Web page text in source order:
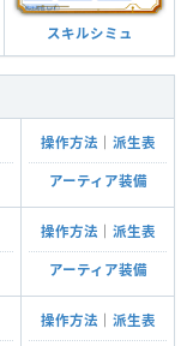
スキルシミュ
操作方法 派生表
アーティア装備
操作方法 派生表
アーティア装備
操作方法 派生表